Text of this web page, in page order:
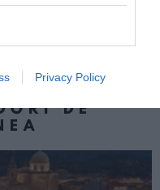
Privacy Policy
în accident
Bologna,
cu o mașină
DE